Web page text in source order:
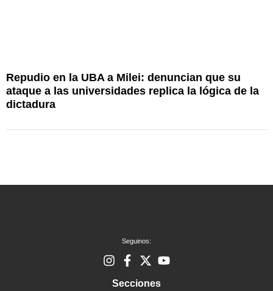
Repudio en la UBA a Milei: denuncian que su
ataque a las universidades replica la lógica de la
dictadura
Seguinos:
Secciones